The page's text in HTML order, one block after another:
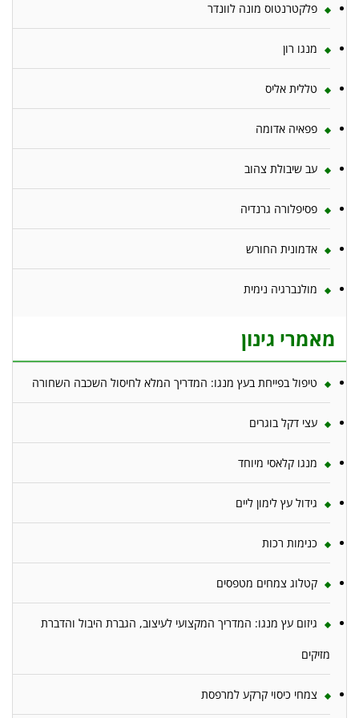
פלקטרנטוס מונה לוונדר
מנגו רון
טללית אליס
פפאיה אדומה
עב שיבולת צהוב
פסיפלורה גרנדיה
אדמונית החורש
מולנברגיה נימית
מאמרי גינון
טיפול בפייחת בעץ מנגו: המדריך המלא לחיסול השכבה השחורה
עצי דקל בוגרים
מנגו קלאסי מיוחד
גידול עץ לימון ליים
כנימות רכות
קטלוג צמחים מטפסים
גיזום עץ מנגו: המדריך המקצועי לעיצוב, הגברת היבול והדברת
מזיקים
צמחי כיסוי קרקע למרפסת